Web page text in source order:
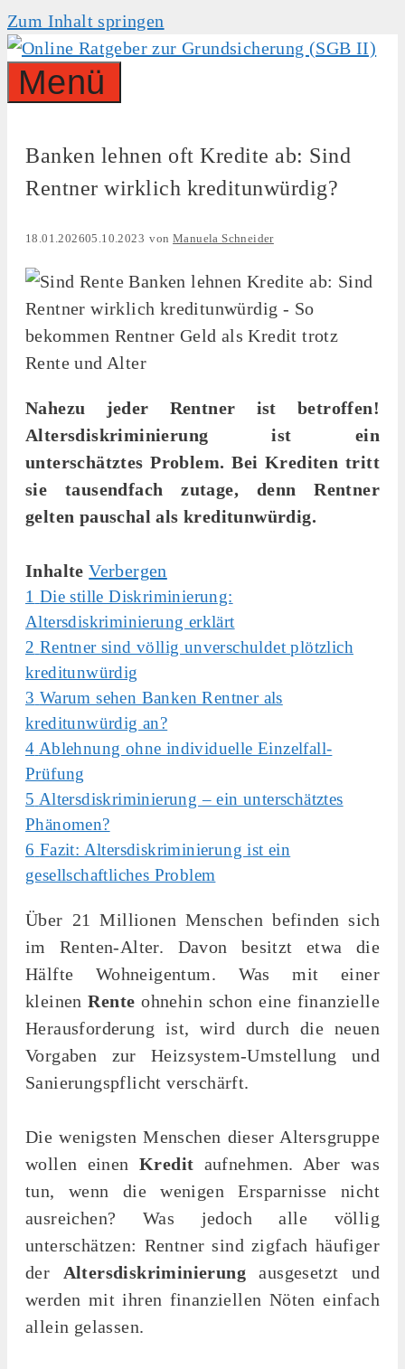
Zum Inhalt springen
Menü
Banken lehnen oft Kredite ab: Sind
Rentner wirklich kreditunwürdig?
18.01.202605.10.2023 vonManuela Schneider
Nahezu jeder Rentner ist betroffen!
Altersdiskriminierung ist ein
unterschätztes Problem. Bei Krediten tritt
sie tausendfach zutage, denn Rentner
gelten pauschal als kreditunwürdig.
Inhalte Verbergen
1 Die stille Diskriminierung:
Altersdiskriminierung erklärt
2 Rentner sind völlig unverschuldet plötzlich
kreditunwürdig
3 Warum sehen Banken Rentner als
kreditunwürdig an?
4 Ablehnung ohne individuelle Einzelfall-
Prüfung
5 Altersdiskriminierung – ein unterschätztes
Phänomen?
6 Fazit: Altersdiskriminierung ist ein
gesellschaftliches Problem
Über 21 Millionen Menschen befinden sich
im Renten-Alter. Davon besitzt etwa die
Hälfte Wohneigentum. Was mit einer
kleinenRente ohnehin schon eine finanzielle
Herausforderung ist, wird durch die neuen
Vorgaben zur Heizsystem-Umstellung und
Sanierungspflicht verschärft.
Die wenigsten Menschen dieser Altersgruppe
wollen einen Kredit aufnehmen. Aber was
tun, wenn die wenigen Ersparnisse nicht
ausreichen? Was jedoch alle völlig
unterschätzen: Rentner sind zigfach häufiger
der Altersdiskriminierung ausgesetzt und
werden mit ihren finanziellen Nöten einfach
allein gelassen.